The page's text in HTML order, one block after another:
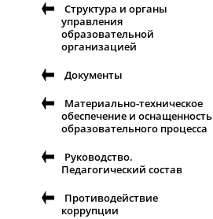
Структура и органы
управления
образовательной
организацией
Документы
Материально-техническое
обеспечение и оснащенность
образовательного процесса
Руководство.
Педагогический состав
Противодействие
коррупции